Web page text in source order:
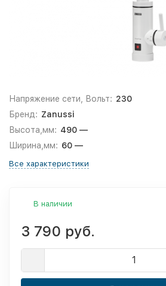
Напряжение сети, Вольт: 230
Бренд: Zanussi
Высота,мм: 490 —
Ширина,мм: 60 —
Все характеристики
В наличии
3 790 руб.